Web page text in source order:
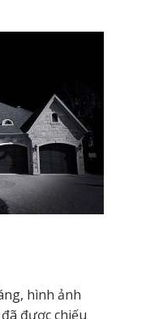
hình ảnh
được chiếu